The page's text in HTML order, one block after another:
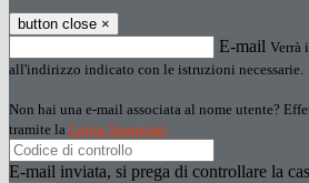
button close ×
E-mail Verrà
all'indirizzo indicato con le istruzioni necessarie.
Non hai una e-mail associata al nome utente?
tramite la Login Spaggiari
E-mail inviata, si prega di controllare la